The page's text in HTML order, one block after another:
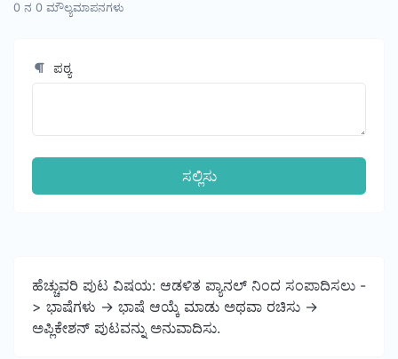
0 ನ 0 ಮೌಲ್ಯಮಾಪನಗಳು
ಪಠ್ಯ
ಸಲ್ಲಿಸು
ಹೆಚ್ಚುವರಿ ಪುಟ ವಿಷಯ: ಆಡಳಿತ ಪ್ಯಾನಲ್ ನಿಂದ ಸಂಪಾದಿಸಲು -
> ಭಾಷೆಗಳು -> ಭಾಷೆ ಆಯ್ಕೆ ಮಾಡು ಅಥವಾ ರಚಿಸು ->
ಅಪ್ಲಿಕೇಶನ್ ಪುಟವನ್ನು ಅನುವಾದಿಸು.